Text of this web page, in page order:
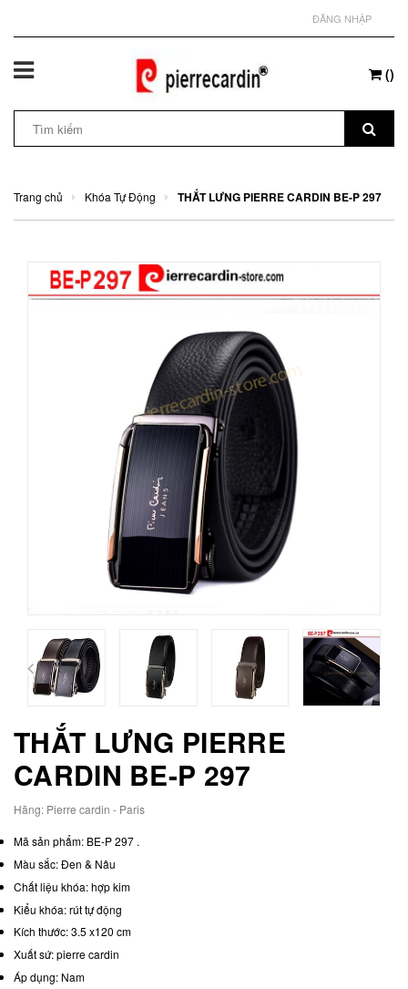
ĐĂNG NHẬP
()
Trang chủ Khóa Tự Động THẮT LƯNG PIERRE CARDIN BE-P 297
THẮT LƯNG PIERRE
CARDIN BE-P 297
Hãng: Pierre cardin - Paris
Mã sản phẩm: BE-P 297 .
Màu sắc: Đen & Nâu
Chất liệu khóa: hợp kim
Kiểu khóa: rút tự động
Kích thước: 3.5 x120 cm
Xuất sứ: pierre cardin
Áp dụng: Nam